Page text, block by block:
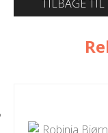
TILBAGE TIL